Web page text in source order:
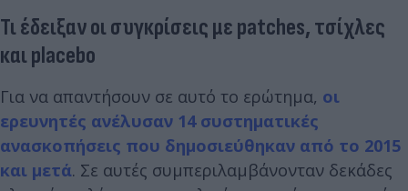
Τι έδειξαν οι συγκρίσεις με patches, τσίχλες
και placebo
Για να απαντήσουν σε αυτό το ερώτημα, οι
ερευνητές ανέλυσαν 14 συστηματικές
ανασκοπήσεις που δημοσιεύθηκαν από το 2015
και μετά. Σε αυτές συμπεριλαμβάνονταν δεκάδες